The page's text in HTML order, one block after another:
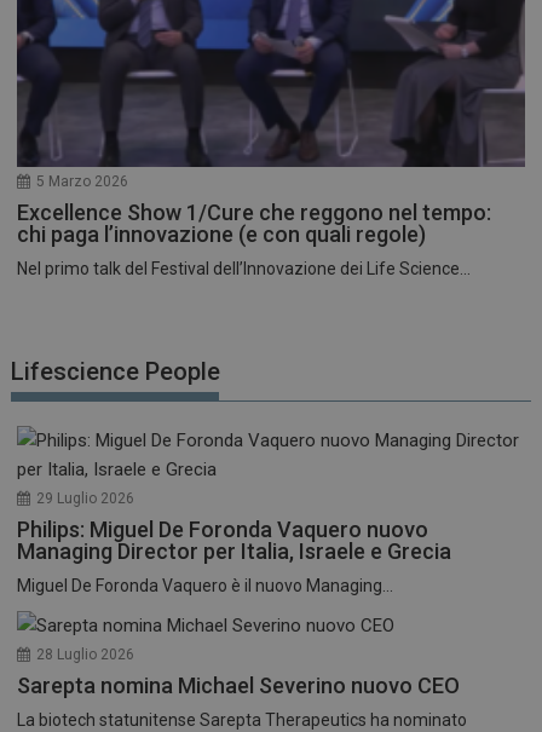
5 Marzo 2026
Excellence Show 1/Cure che reggono nel tempo:
chi paga l’innovazione (e con quali regole)
Nel primo talk del Festival dell’Innovazione dei Life Science...
Lifescience People
29 Luglio 2026
Philips: Miguel De Foronda Vaquero nuovo
Managing Director per Italia, Israele e Grecia
Miguel De Foronda Vaquero è il nuovo Managing...
28 Luglio 2026
Sarepta nomina Michael Severino nuovo CEO
La biotech statunitense Sarepta Therapeutics ha nominato